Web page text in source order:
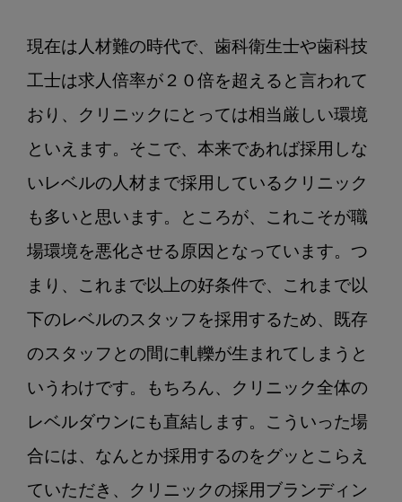
現在は人材難の時代で、歯科衛生士や歯科技
工士は求人倍率が２０倍を超えると言われて
おり、クリニックにとっては相当厳しい環境
といえます。そこで、本来であれば採用しな
いレベルの人材まで採用しているクリニック
も多いと思います。ところが、これこそが職
場環境を悪化させる原因となっています。つ
まり、これまで以上の好条件で、これまで以
下のレベルのスタッフを採用するため、既存
のスタッフとの間に軋轢が生まれてしまうと
いうわけです。もちろん、クリニック全体の
レベルダウンにも直結します。こういった場
合には、なんとか採用するのをグッとこらえ
ていただき、クリニックの採用ブランディン